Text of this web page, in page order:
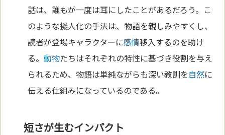
話は、誰もが一度は耳にしたことがあるだろう。こ
のような擬人化の手法は、物語を親しみやすくし、
読者が登場キャラクターに感情移入するのを助け
る。動物たちはそれぞれの特性に基づき役割を与え
られるため、物語は単純ながらも深い教訓を自然に
伝える仕組みになっているのである。
短さが生むインパクト